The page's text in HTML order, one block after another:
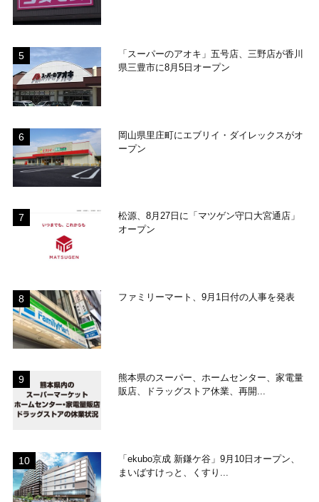
「スーパーのアオキ」五号店、三野店が香川
県三豊市に8月5日オープン
岡山県里庄町にエブリイ・ダイレックスがオ
ープン
松源、8月27日に「マツゲン守口大宮通店」
オープン
ファミリーマート、9月1日付の人事を発表
熊本県のスーパー、ホームセンター、家電量
販店、ドラッグストア休業、再開...
「ekubo京成 新鎌ケ谷」9月10日オープン、
まいばすけっと、くすり...